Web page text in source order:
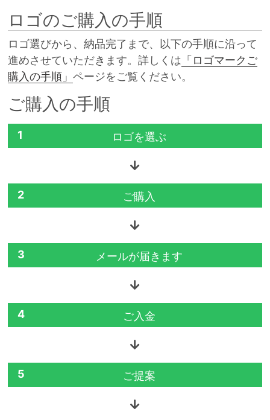
ロゴのご購入の手順
ロゴ選びから、納品完了まで、以下の手順に沿って
進めさせていただきます。詳しくは 「ロゴマークご
購入の手順」ページをご覧ください。
ご購入の手順
1 ロゴを選ぶ
2 ご購入
3 メールが届きます
4 ご入金
5 ご提案